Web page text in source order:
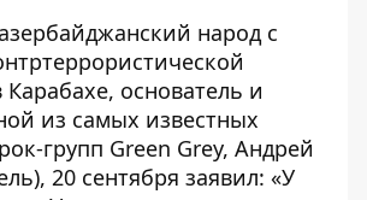
народ с
основатель и
из самых известных
групп Green Grey, Андрей
20 сентября заявил: «У